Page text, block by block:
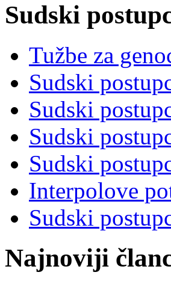
Sudski
Tužbe za
Sudski
Sudski
Sudski
Sudski
Interpolove
Sudski
Najnoviji